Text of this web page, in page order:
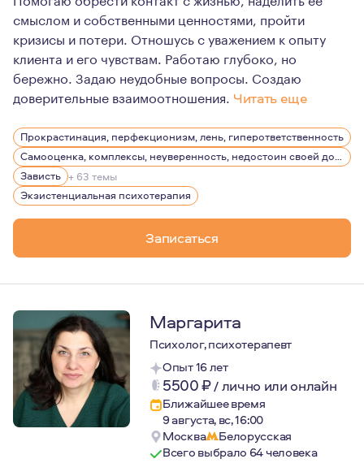
смыслом и собственными ценностями, пройти
кризисы и потери. Отношусь с уважением к опыту
клиента и его чувствам. Работаю глубоко, но
бережно. Задаю неудобные вопросы. Создаю
доверительные взаимоотношения. Читать еще
Как человек с высокой витальностью, стараюсь
С трепетом и любовью отношусь к Природе: люблю
Достаточно большой период времени посвятила
Являюсь мамой чудесной девочки. "Любить, нельзя
Прокрастинация, перфекционизм, лень, гиперответственность
Самооценка, комплексы, неуверенность, недостоин своей должности или положения в обществе
Зависть + 63 темы
Экзистенциальная психотерапия
Записаться
Маргарита
Психолог, психотерапевт
Опыт 16 лет
5500₽/лично или онлайн
Ближайшее время
9 августа, вс, 16:00
Москва
Белорусская
Всего выбрало 64 человека